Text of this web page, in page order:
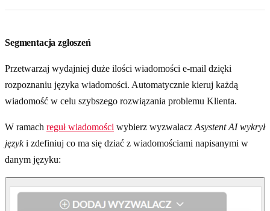
Segmentacja zgłoszeń
Przetwarzaj wydajniej duże ilości wiadomości e-mail dzięki
rozpoznaniu języka wiadomości. Automatycznie kieruj każdą
wiadomość w celu szybszego rozwiązania problemu Klienta.
W ramach reguł wiadomości wybierz wyzwalacz Asystent AI wykrył
języki zdefiniuj co ma się dziać z wiadomościami napisanymi w
danym języku: